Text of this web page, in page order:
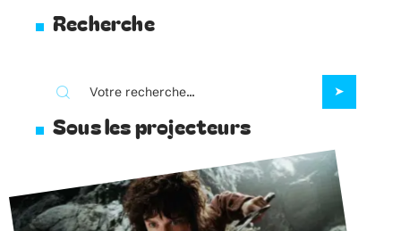
Recherche
Sous les projecteurs